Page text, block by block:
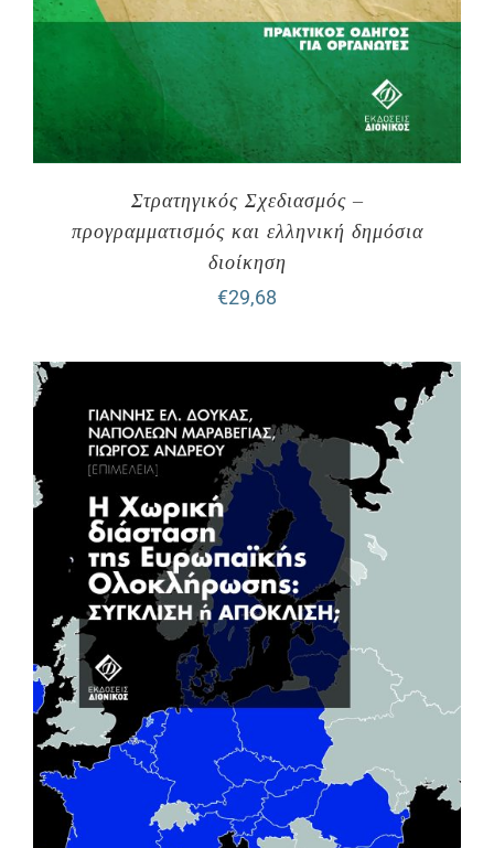
Στρατηγικός Σχεδιασμός –
προγραμματισμός και ελληνική δημόσια
διοίκηση
€29,68